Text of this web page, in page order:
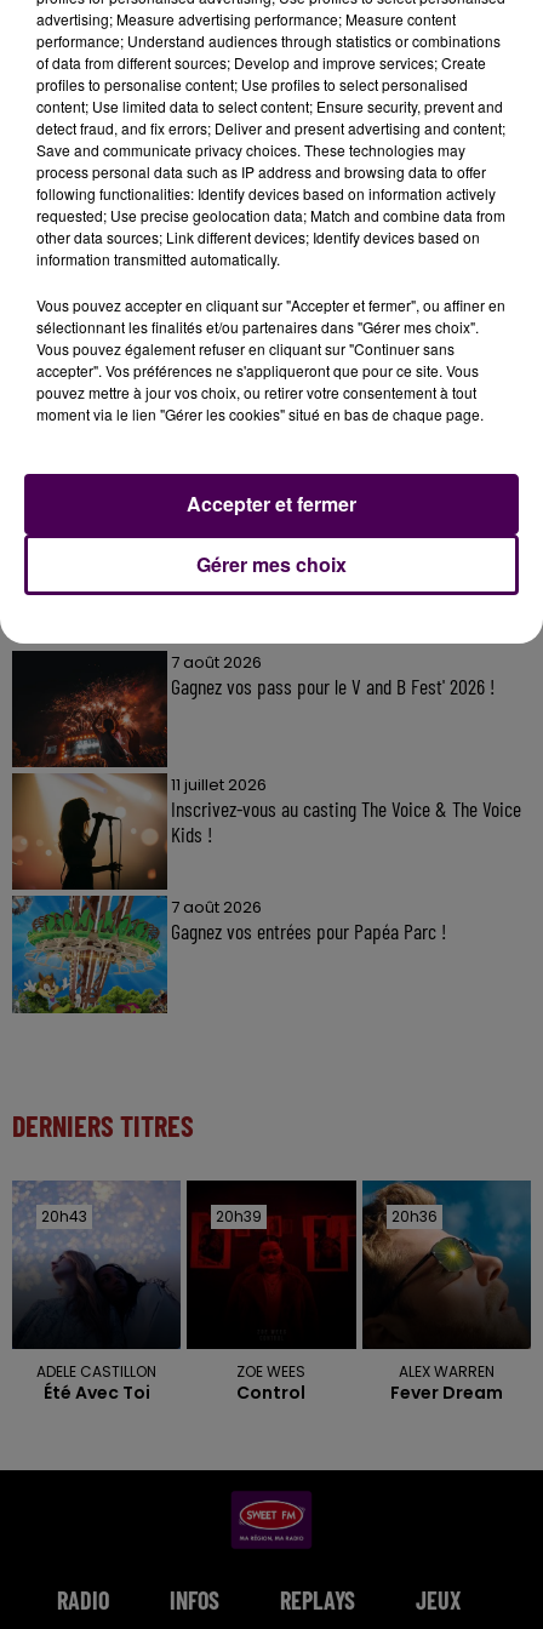
leur volière définitive ici-même au Refuge de l'Arche
sous une trentaine de jours, lorsque la quarantaine
sera levée. Quant aux deux petits singes capucins, ils
resteront en zone de transit avant d'être transférés
vers un lieu d'accueil définitif approprié à leurs
besoins"précise l’équipe du refuge animalier
mayennais dans un communiqué adressé aux
rédactions.
Crédit photos : Refuge de l'Arche
À LA UNE
7 août 2026
Gagnez vos pass pour le V and B Fest' 2026 !
11 juillet 2026
Inscrivez-vous au casting The Voice & The Voice
Kids !
7 août 2026
Gagnez vos entrées pour Papéa Parc !
DERNIERS TITRES
20h43
20h43
ADELE CASTILLON
Été Avec Toi
20h39
20h39
ZOE WEES
Control
20h36
20h36
ALEX WARREN
Fever Dream
RADIO INFOS REPLAYS JEUX
advertising; Measure advertising performance; Measure content
performance; Understand audiences through statistics or combinations
of data from different sources; Develop and improve services; Create
profiles to personalise content; Use profiles to select personalised
content; Use limited data to select content; Ensure security, prevent and
detect fraud, and fix errors; Deliver and present advertising and content;
Save and communicate privacy choices. These technologies may
process personal data such as IP address and browsing data to offer
following functionalities: Identify devices based on information actively
requested; Use precise geolocation data; Match and combine data from
other data sources; Link different devices; Identify devices based on
information transmitted automatically.
Vous pouvez accepter en cliquant sur "Accepter et fermer", ou affiner en
sélectionnant les finalités et/ou partenaires dans "Gérer mes choix".
Vous pouvez également refuser en cliquant sur "Continuer sans
accepter". Vos préférences ne s'appliqueront que pour ce site. Vous
pouvez mettre à jour vos choix, ou retirer votre consentement à tout
moment via le lien "Gérer les cookies" situé en bas de chaque page.
Gérer mes choix
Accepter et fermer